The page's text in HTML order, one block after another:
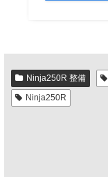
Ninja250R 整備
Ninja250R